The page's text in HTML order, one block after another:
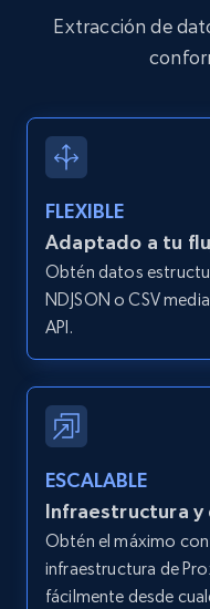
and more.
Search by
direct link as input
Zpid, City, State,
12K+
LinkedIn posts
URL, ID, User id,
text, Date posted,
Extracción de
FLEXIBLE
Adaptado a tu
Obtén datos
NDJSON o CSV
API.
ESCALABLE
Infraestructura
Obtén el máximo
infraestructura de
fácilmente desde